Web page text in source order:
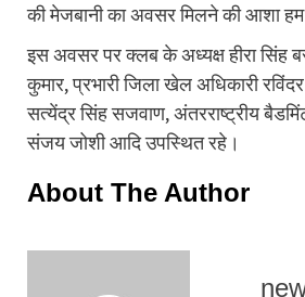
की मेजबानी का अवसर मिलने की आशा
इस अवसर पर क्लब के अध्यक्ष हीरा सिंह
कुमार, प्रभारी जिला खेल अधिकारी
सत्येंद्र सिंह सजवाण, अंतरराष्ट्रीय
संजय जोशी आदि उपस्थित रहे।
About The Author